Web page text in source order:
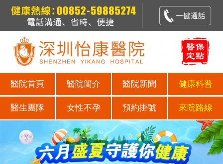
醫院首頁 醫院簡介 醫院新聞 健康科普
醫生團隊 女性不孕 預約掛號 來院路線